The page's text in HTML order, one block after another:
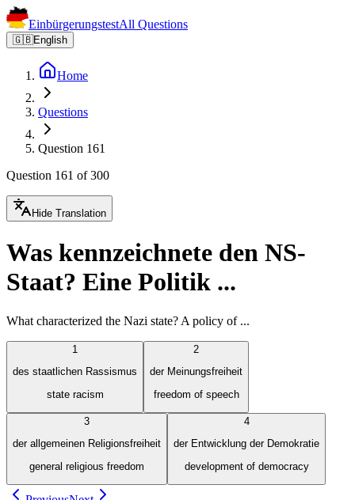
EinbürgerungstestAll Questions
🇬🇧English
Home
Questions
Question 161
Question 161 of 300
Hide Translation
Was kennzeichnete den NS-
Staat? Eine Politik ...
What characterized the Nazi state? A policy of ...
1
des staatlichen Rassismus
state racism
2
der Meinungsfreiheit
freedom of speech
3
der allgemeinen Religionsfreiheit
general religious freedom
4
der Entwicklung der Demokratie
development of democracy